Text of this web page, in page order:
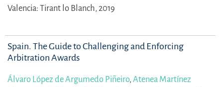
Valencia: Tirant lo Blanch, 2019
Spain. The Guide to Challenging and Enforcing
Arbitration Awards
Álvaro López de Argumedo Piñeiro, Atenea Martínez